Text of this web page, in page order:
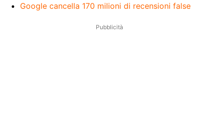
Google cancella 170 milioni di recensioni false
Pubblicità